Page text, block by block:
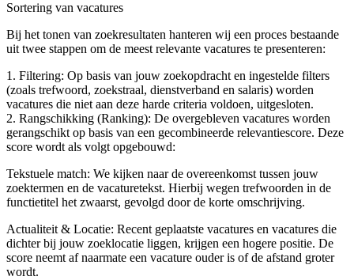
Sortering van vacatures
Bij het tonen van zoekresultaten hanteren wij een proces bestaande
uit twee stappen om de meest relevante vacatures te presenteren:
1. Filtering: Op basis van jouw zoekopdracht en ingestelde filters
(zoals trefwoord, zoekstraal, dienstverband en salaris) worden
vacatures die niet aan deze harde criteria voldoen, uitgesloten.
2. Rangschikking (Ranking): De overgebleven vacatures worden
gerangschikt op basis van een gecombineerde relevantiescore. Deze
score wordt als volgt opgebouwd:
Tekstuele match: We kijken naar de overeenkomst tussen jouw
zoektermen en de vacaturetekst. Hierbij wegen trefwoorden in de
functietitel het zwaarst, gevolgd door de korte omschrijving.
Actualiteit & Locatie: Recent geplaatste vacatures en vacatures die
dichter bij jouw zoeklocatie liggen, krijgen een hogere positie. De
score neemt af naarmate een vacature ouder is of de afstand groter
wordt.